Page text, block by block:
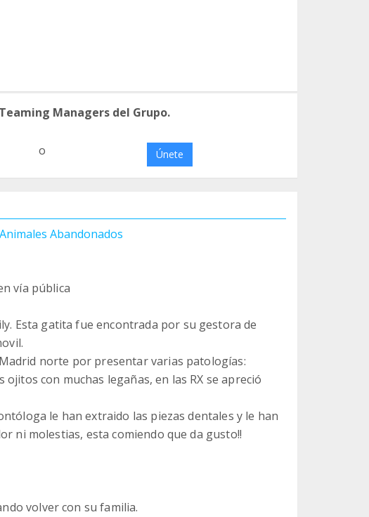
Managers del Grupo.
o Únete
Abandonados
vía pública
Esta gatita fue encontrada por su gestora de
norte por presentar varias patologías:
con muchas legañas, en las RX se apreció
le han extraido las piezas dentales y le han
ni molestias, esta comiendo que da gusto!!
volver con su familia.